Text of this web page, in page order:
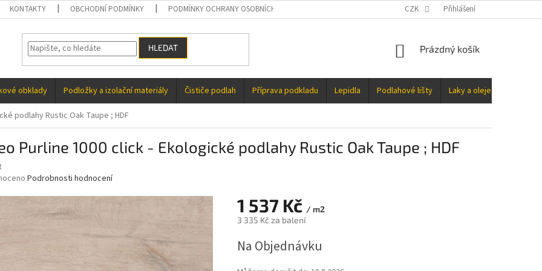
KONTAKTY OBCHODNÍ PODMÍNKY PODMÍNKY OCHRANY OSOBNÍCH ÚDAJŮ CZK Přihlášení
HLEDAT
NÁKUPNÍ
Prázdný košík
obklady Podložky a izolační materiály Čističe podlah Příprava podkladu Lepidla Podlahové lišty Laky a oleje
podlahy Rustic Oak Taupe ; HDF
Purline 1000 click - Ekologické podlahy Rustic Oak Taupe ; HDF
Podrobnosti hodnocení
1 537 Kč / m2
3 335 Kč za balení
cena:
Na Objednávku